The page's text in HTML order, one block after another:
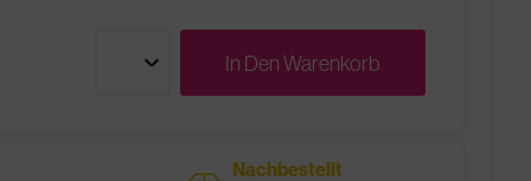
In DenWarenkorb
Nachbestellt